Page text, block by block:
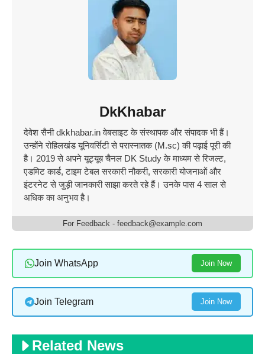
DkKhabar
देवेश सैनी dkkhabar.in वेबसाइट के संस्थापक और संपादक भी हैं।
उन्होंने रोहिलखंड यूनिवर्सिटी से परास्नातक (M.sc) की पढ़ाई पूरी की
है। 2019 से अपने यूट्यूब चैनल DK Study के माध्यम से रिजल्ट,
एडमिट कार्ड, टाइम टेबल सरकारी नौकरी, सरकारी योजनाओं और
इंटरनेट से जुड़ी जानकारी साझा करते रहे हैं। उनके पास 4 साल से
अधिक का अनुभव है।
For Feedback - feedback@example.com
Join WhatsApp Join Now
Join Telegram Join Now
Related News